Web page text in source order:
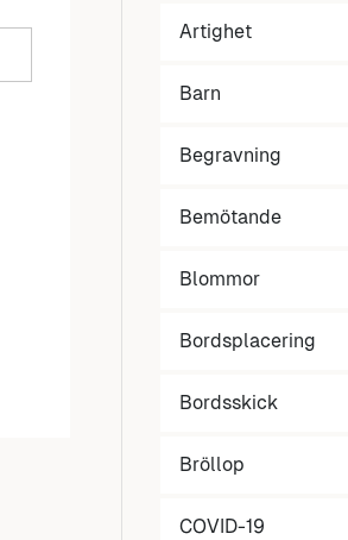
Artighet
Barn
Begravning
Bemötande
Blommor
Bordsplacering
Bordsskick
Bröllop
COVID-19